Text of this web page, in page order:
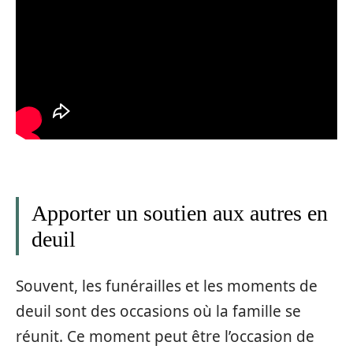
Apporter un soutien aux autres en
deuil
Souvent, les funérailles et les moments de
deuil sont des occasions où la famille se
réunit. Ce moment peut être l’occasion de